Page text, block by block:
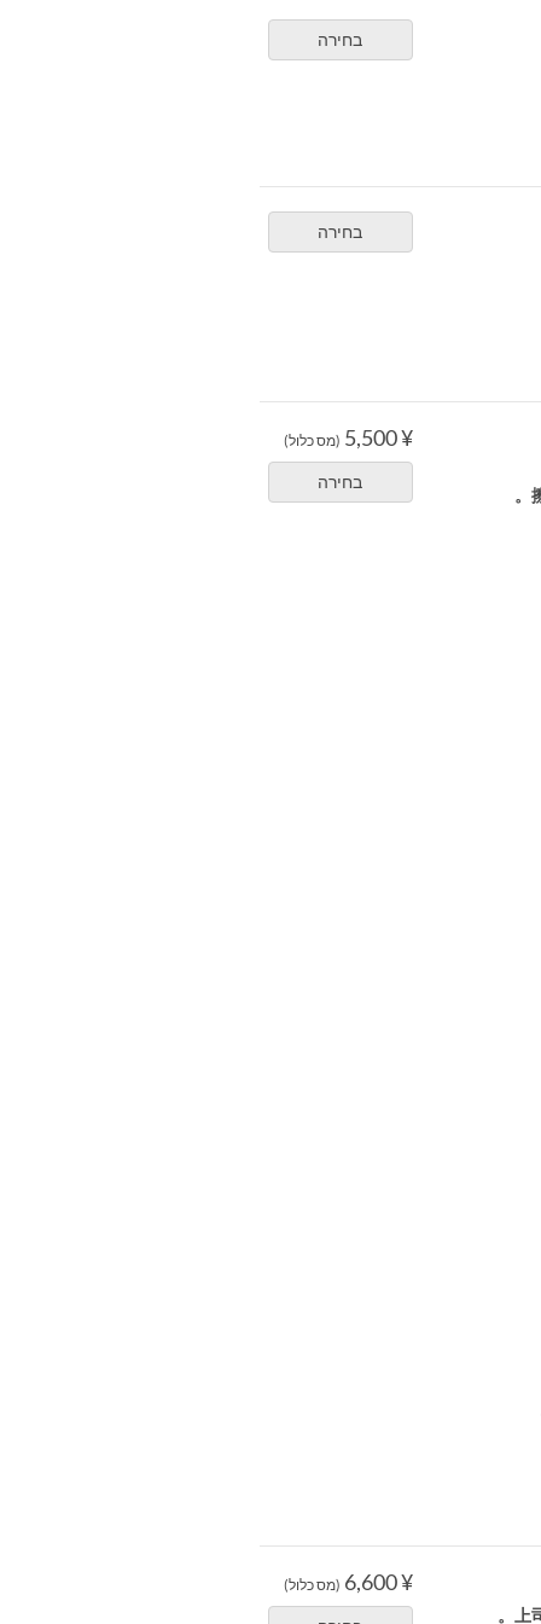
בחירה
בחירה
¥ 5,500 (מס כלול)
בחירה
¥ 6,600 (מס כלול)